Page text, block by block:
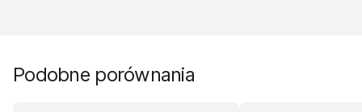
Podobne porównania